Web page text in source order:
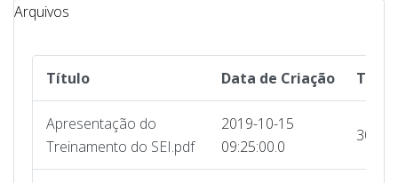
Arquivos
Título Data de Criação
Apresentação do
Treinamento do SEI.pdf
2019-10-15
09:25:00.0